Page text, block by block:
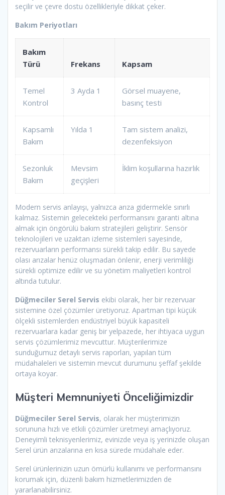
seçilir ve çevre dostu özellikleriyle dikkat çeker.
Bakım Periyotları
Bakım
Türü
Frekans Kapsam
Temel
Kontrol
3 Ayda 1
Görsel muayene,
basınç testi
Kapsamlı
Bakım
Yılda 1
Tam sistem analizi,
dezenfeksiyon
Sezonluk
Bakım
Mevsim
geçişleri
İklim koşullarına hazırlık
Modern servis anlayışı, yalnızca arıza gidermekle sınırlı
kalmaz. Sistemin gelecekteki performansını garanti altına
almak için öngörülü bakım stratejileri geliştirir. Sensör
teknolojileri ve uzaktan izleme sistemleri sayesinde,
rezervuarların performansı sürekli takip edilir. Bu sayede
olası arızalar henüz oluşmadan önlenir, enerji verimliliği
sürekli optimize edilir ve su yönetim maliyetleri kontrol
altında tutulur.
Düğmeciler Serel Servis ekibi olarak, her bir rezervuar
sistemine özel çözümler üretiyoruz. Apartman tipi küçük
ölçekli sistemlerden endüstriyel büyük kapasiteli
rezervuarlara kadar geniş bir yelpazede, her ihtiyaca uygun
servis çözümlerimiz mevcuttur. Müşterilerimize
sunduğumuz detaylı servis raporları, yapılan tüm
müdahaleleri ve sistemin mevcut durumunu şeffaf şekilde
ortaya koyar.
Müşteri Memnuniyeti Önceliğimizdir
Düğmeciler Serel Servis, olarak her müşterimizin
sorununa hızlı ve etkili çözümler üretmeyi amaçlıyoruz.
Deneyimli teknisyenlerimiz, evinizde veya iş yerinizde oluşan
Serel ürün arızalarına en kısa sürede müdahale eder.
Serel ürünlerinizin uzun ömürlü kullanımı ve performansını
korumak için, düzenli bakım hizmetlerimizden de
yararlanabilirsiniz.